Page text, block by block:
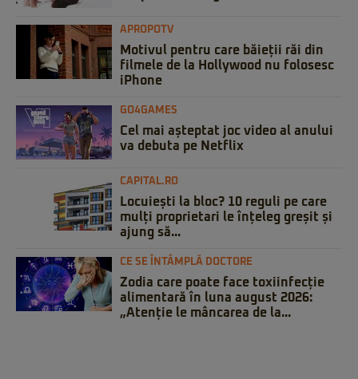
APROPOTV
Motivul pentru care băieții răi din
filmele de la Hollywood nu folosesc
iPhone
GO4GAMES
Cel mai așteptat joc video al anului
va debuta pe Netflix
CAPITAL.RO
Locuiești la bloc? 10 reguli pe care
mulți proprietari le înțeleg greșit și
ajung să...
CE SE ÎNTÂMPLĂ DOCTORE
Zodia care poate face toxiinfecție
alimentară în luna august 2026:
„Atenție le mâncarea de la...